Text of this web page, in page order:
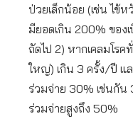
ป่วยเล็กน้อย (เช่น ไข้
มียอดเกิน 200% ของ
ถัดไป 2) หากเคลมโรค
ใหญ่) เกิน 3 ครั้ง/ปี แ
ร่วมจ่าย 30% เช่นกัน
ร่วมจ่ายสูงถึง 50%